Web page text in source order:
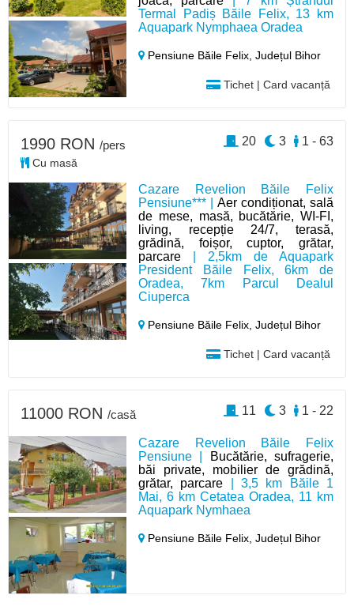
Termal Padiș Băile Felix, 13 km
Aquapark Nymphaea Oradea
Pensiune Băile Felix,Județul Bihor
Tichet | Card vacanță
Cazare Revelion Băile Felix
Pensiune*** | Aer condiționat, sală
de mese, masă, bucătărie, WI-FI,
living, recepție 24/7, terasă,
grădină, foișor, cuptor, grătar,
parcare | 2,5km de Aquapark
President Băile Felix, 6km de
Oradea, 7km Parcul Dealul
Ciuperca
Pensiune Băile Felix,Județul Bihor
Tichet | Card vacanță
1990 RON /pers
Cu masă
1 - 63
3
20
Cazare Revelion Băile Felix
Pensiune |
Bucătărie, sufragerie,
băi private, mobilier de grădină,
grătar, parcare | 3,5 km Băile 1
Mai, 6 km Cetatea Oradea, 11 km
Aquapark Nymhaea
Pensiune Băile Felix,Județul Bihor
11000 RON /casă 1 - 22
3
11